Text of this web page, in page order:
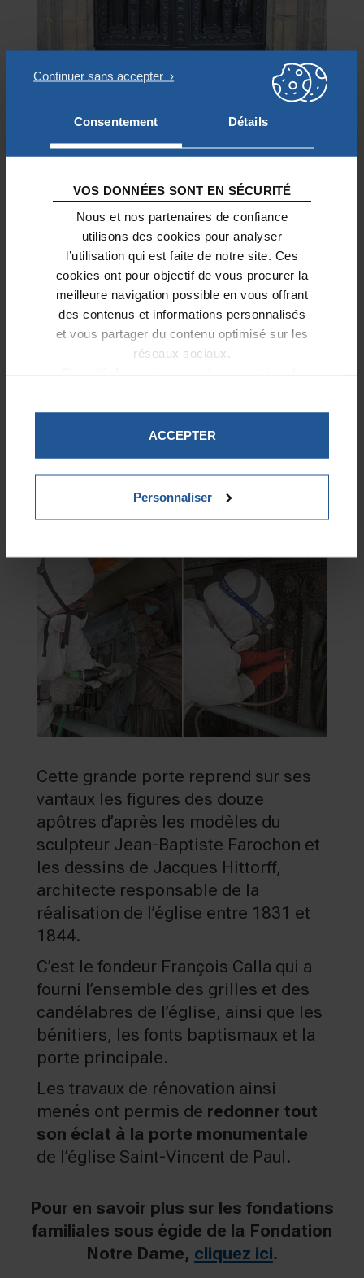
Consentement Détails
VOS DONNÉES SONT EN SÉCURITÉ
Nous et nos partenaires de confiance
utilisons des cookies pour analyser
l’utilisation qui est faite de notre site. Ces
cookies ont pour objectif de vous procurer la
meilleure navigation possible en vous offrant
des contenus et informations personnalisés
et vous partager du contenu optimisé sur les
réseaux sociaux.
Plus d'informations sur la protection de
ACCEPTER
Personnaliser
Sur les photos ci-dessus, on peut voir le
résultat spectaculaire des travaux de
conservation des monuments
historiques d’Île-de-France, le noir
bronze a été choisi pour mettre en
valeur lerelief de la porteet retrouver le
modelé de la fonte.
Cette grande porte reprend sur ses
vantaux les figures des douze
apôtres d’après les modèles du
sculpteur Jean-Baptiste Farochon et
les dessins de Jacques Hittorff,
architecte responsable de la
réalisation de l’église entre 1831 et
1844.
C’est le fondeur François Calla qui a
fourni l’ensemble des grilles et des
candélabres de l’église, ainsi que les
bénitiers, les fonts baptismaux et la
porte principale.
Les travaux de rénovation ainsi
menés ont permis de redonner tout
son éclat à la porte monumentale
de l’église Saint-Vincent de Paul.
Pour en savoir plus sur les fondations
familiales sous égide de la Fondation
Notre Dame, cliquez ici.